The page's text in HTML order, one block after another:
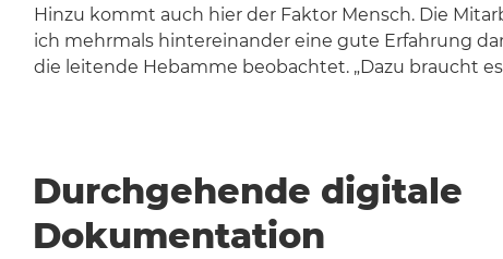
Hinzu kommt auch hier der Faktor Mensch. Die
ich mehrmals hintereinander eine gute Erfahrung
die leitende Hebamme beobachtet. „Dazu braucht
Durchgehende digitale
Dokumentation